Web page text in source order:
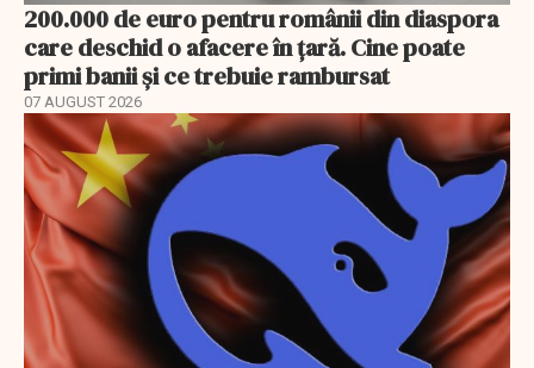
200.000 de euro pentru românii din diaspora
care deschid o afacere în țară. Cine poate
primi banii și ce trebuie rambursat
07 AUGUST 2026